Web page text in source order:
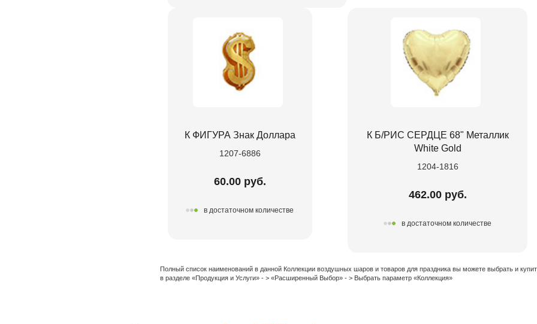
К ФИГУРА Знак Доллара
1207-6886
60.00 руб.
в достаточном количестве
К Б/РИС СЕРДЦЕ 68" Металлик
White Gold
1204-1816
462.00 руб.
в достаточном количестве
Полный список наименований в данной Коллекции воздушных шаров и товаров для праздника вы можете выбрать и
в разделе «Продукция и Услуги» - > «Расширенный Выбор» - > Выбрать параметр «Коллекция»